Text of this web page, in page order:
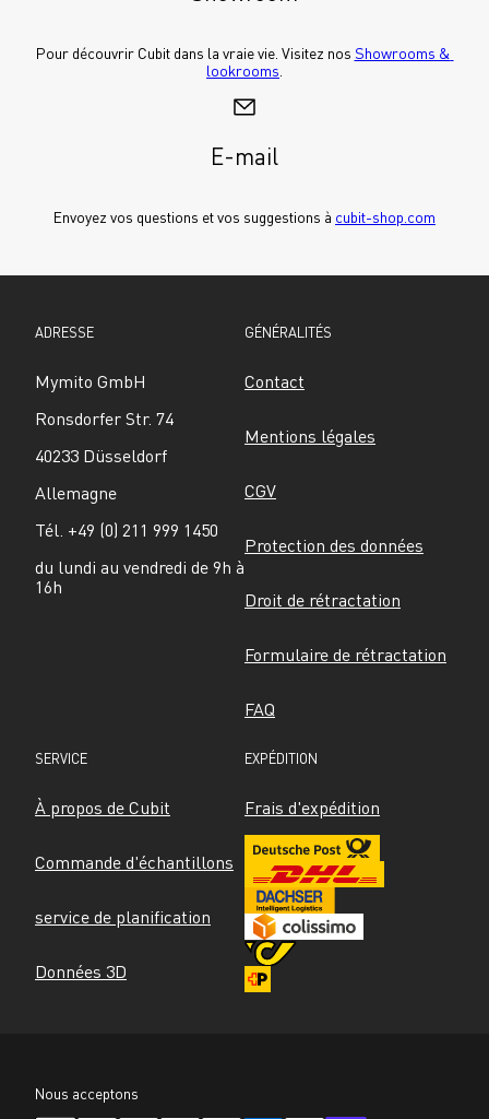
Pour découvrir Cubit dans la vraie vie. Visitez nos Showrooms &
lookrooms
E-mail
Envoyez vos questions et vos suggestions à cubit-shop.com
ADRESSE
Mymito GmbH
Ronsdorfer Str. 74
40233 Düsseldorf
Allemagne
Tél. +49 (0) 211 999 1450
du lundi au vendredi de 9h à
16h
GÉNÉRALITÉS
Contact
Mentions légales
CGV
Protection des données
Droit de rétractation
Formulaire de rétractation
FAQ
SERVICE
À propos de Cubit
Commande d'échantillons
service de planification
Données 3D
EXPÉDITION
Frais d'expédition
Nous acceptons